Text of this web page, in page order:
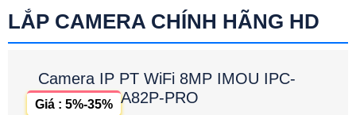
LẮP CAMERA CHÍNH HÃNG HD
Camera IP PT WiFi 8MP IMOU IPC-
A82P-PRO
Giá : 5%-35%